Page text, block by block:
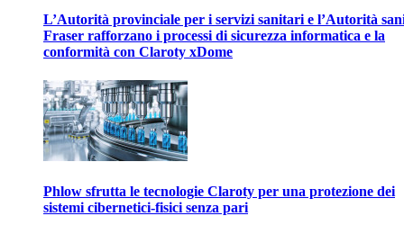
L’Autorità provinciale per i servizi sanitari e l’Autorità
Fraser rafforzano i processi di sicurezza informatica e la
conformità con Claroty xDome
Phlow sfrutta le tecnologie Claroty per una protezione dei
sistemi cibernetici-fisici senza pari